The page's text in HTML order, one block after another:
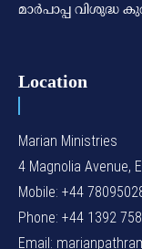
മാര്‍പാപ്പ വിശുദ്ധ
Location
Marian Ministries
4 Magnolia Avenue,
Mobile: +44
Phone: +44 1392
Email: